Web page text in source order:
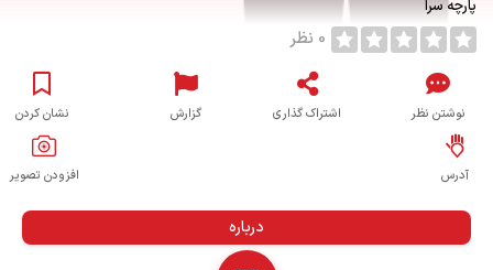
پارچه سرا
0 نظر
نوشتن نظر اشتراک گذاری گزارش نشان کردن
آدرس افزودن تصویر
درباره